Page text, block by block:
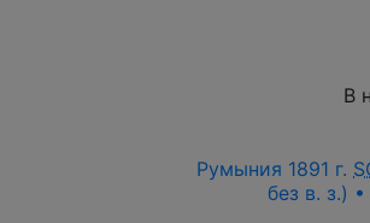
В
Румыния 1891 г.
без в. з.) •